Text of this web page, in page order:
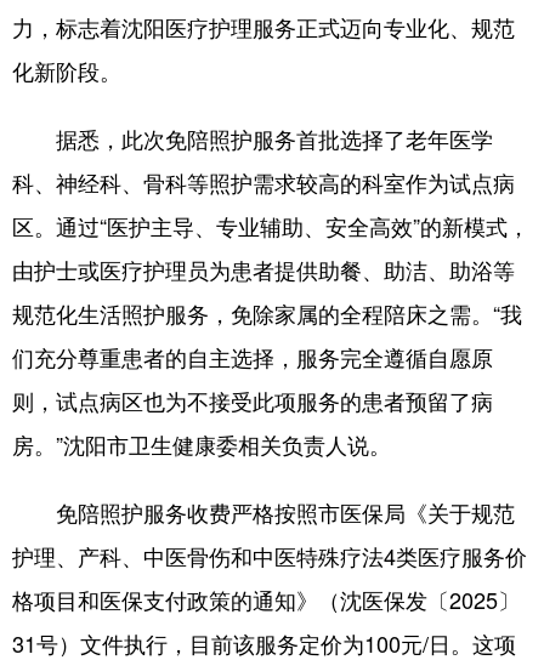
辽宁
广东 海南 重庆
四川 贵州 云南 西藏
陕西 甘肃 青海 宁夏
新疆 内蒙古 黑龙江
多语种频道
English Español Français عربى
Русский язык 日本語 한국어
Deutsch Português
力，标志着沈阳医疗护理服务正式迈向专业化、规范
化新阶段。
据悉，此次免陪照护服务首批选择了老年医学
科、神经科、骨科等照护需求较高的科室作为试点病
区。通过“医护主导、专业辅助、安全高效”的新模式，
由护士或医疗护理员为患者提供助餐、助洁、助浴等
规范化生活照护服务，免除家属的全程陪床之需。“我
们充分尊重患者的自主选择，服务完全遵循自愿原
则，试点病区也为不接受此项服务的患者预留了病
房。”沈阳市卫生健康委相关负责人说。
免陪照护服务收费严格按照市医保局《关于规范
护理、产科、中医骨伤和中医特殊疗法4类医疗服务价
格项目和医保支付政策的通知》（沈医保发〔2025〕
31号）文件执行，目前该服务定价为100元/日。这项